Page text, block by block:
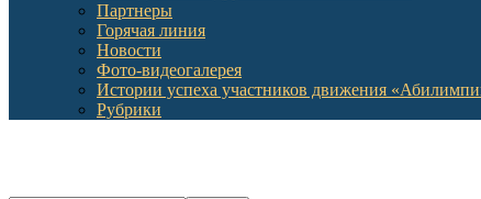
Партнеры
Горячая линия
Новости
Фото-видеогалерея
Истории успеха участников движения
Рубрики